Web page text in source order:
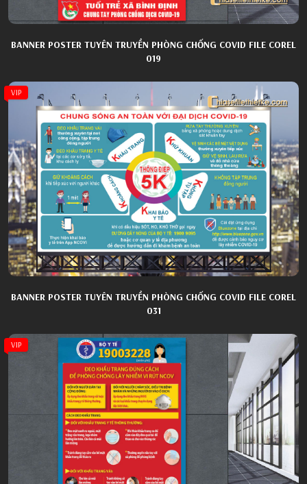
BANNER POSTER TUYÊN TRUYỀN PHÒNG CHỐNG COVID FILE COREL
019
VIP
BANNER POSTER TUYÊN TRUYỀN PHÒNG CHỐNG COVID FILE COREL
031
VIP